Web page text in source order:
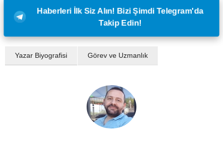
Haberleri İlk Siz Alın! Bizi Şimdi Telegram'da
Takip Edin!
Yazar Biyografisi Görev ve Uzmanlık